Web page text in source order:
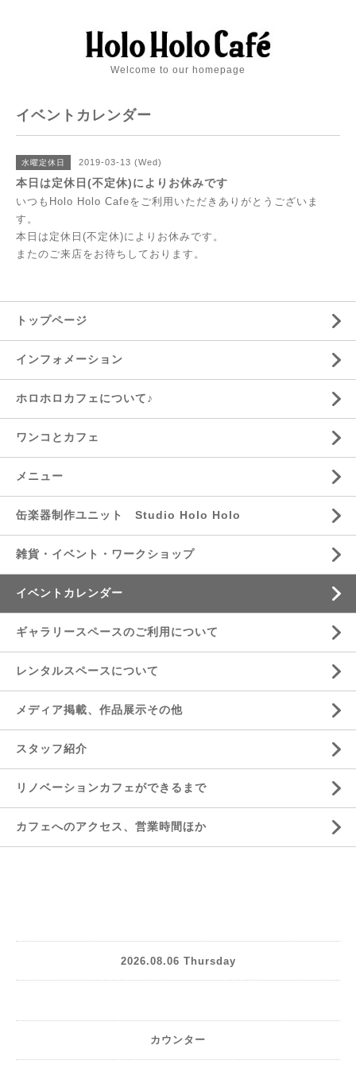
Welcome to our homepage
イベントカレンダー
水曜定休日 2019-03-13 (Wed)
本日は定休日(不定休)によりお休みです
いつもHolo Holo Cafeをご利用いただきありがとうございま
す。
本日は定休日(不定休)によりお休みです。
またのご来店をお待ちしております。
トップページ
インフォメーション
ホロホロカフェについて♪
ワンコとカフェ
メニュー
缶楽器制作ユニット Studio Holo Holo
雑貨・イベント・ワークショップ
イベントカレンダー
ギャラリースペースのご利用について
レンタルスペースについて
メディア掲載、作品展示その他
スタッフ紹介
リノベーションカフェができるまで
カフェへのアクセス、営業時間ほか
2026.08.06 Thursday
カウンター